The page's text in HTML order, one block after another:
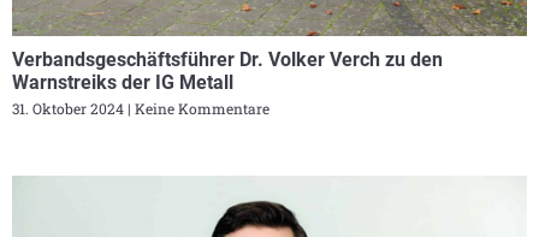
Verbandsgeschäftsführer Dr. Volker Verch zu den
Warnstreiks der IG Metall
31. Oktober 2024 Keine Kommentare